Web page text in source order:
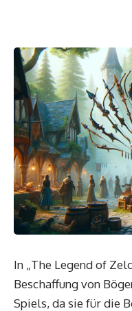
In „The Legend of
Beschaffung von
Spiels, da sie für die